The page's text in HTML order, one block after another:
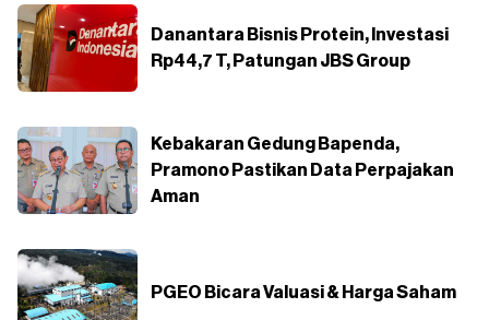
Danantara Bisnis Protein, Investasi
Rp44,7 T, Patungan JBS Group
Kebakaran Gedung Bapenda,
Pramono Pastikan Data Perpajakan
Aman
PGEO Bicara Valuasi & Harga Saham